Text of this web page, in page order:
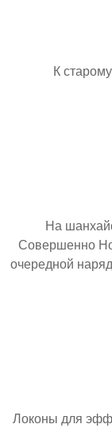
К
На
Совершенно
очередной
Локоны для